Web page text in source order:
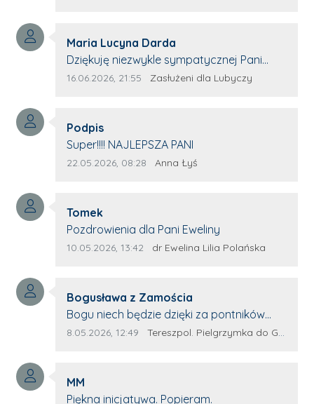
Autor komentarza:
Maria Lucyna Darda
Treść komentarza:
Dziękuję niezwykle sympatycznej Pani
redaktor Annie Niderla-Kadach za
którym trema odbierała głos.
Data dodania komentarza:
16.06.2026, 21:55 Źródło komentarza:
Zasłużeni dla Lubyczy
Autor komentarza:
Podpis
Treść komentarza:
Super!!!! NAJLEPSZA PANI
Data dodania komentarza:
22.05.2026, 08:28 Źródło komentarza:
Anna Łyś
Autor komentarza:
Tomek
Treść komentarza:
Pozdrowienia dla Pani Eweliny
Data dodania komentarza:
10.05.2026, 13:42 Źródło komentarza:
dr Ewelina Lilia Polańska
Autor komentarza:
Bogusława z Zamościa
Treść komentarza:
Bogu niech będzie dzięki za pontników
Terespola Wyglądają jak kolorowe ptaki
siły. Wsteczny że z innych parafii dojadą
potnicy. Wszystko w wolność dzieci
Data dodania komentarza:
8.05.2026, 12:49 Źródło komentarza:
Tereszpol. Pielgrzymka do Górecka Kościelnego
Autor komentarza:
MM
Treść komentarza:
Piękna inicjatywa. Popieram.